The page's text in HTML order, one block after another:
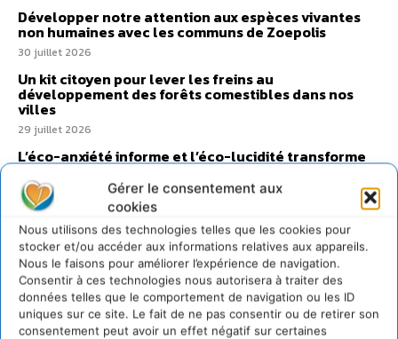
Gérer le consentement aux
cookies
Nous utilisons des technologies telles que les cookies pour
stocker et/ou accéder aux informations relatives aux appareils.
Nous le faisons pour améliorer l’expérience de navigation.
Consentir à ces technologies nous autorisera à traiter des
données telles que le comportement de navigation ou les ID
uniques sur ce site. Le fait de ne pas consentir ou de retirer son
consentement peut avoir un effet négatif sur certaines
Développer notre attention aux espèces vivantes
non humaines avec les communs de Zoepolis
30 juillet 2026
Un kit citoyen pour lever les freins au
développement des forêts comestibles dans nos
villes
29 juillet 2026
L’éco-anxiété informe et l’éco-lucidité transforme
28 juillet 2026
7 indicateurs pour des villes résilientes et durables,
adaptées au changement climatique
27 juillet 2026